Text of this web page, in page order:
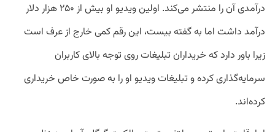
درآمدی آن را منتشر می‌کند. اولین ویدیو او بیش از ۲۵۰ هزار دلار
درآمد داشت اما به گفته بیست، این رقم کمی خارج از عرف است
زیرا باور دارد که خریداران تبلیغات روی توجه بالای کاربران
سرمایه‌گذاری کرده و تبلیغات ویدیو او را به صورت خاص خریداری
کرده‌اند.